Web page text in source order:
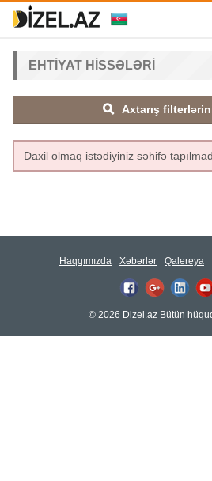
EHTIYAT HISSƏLƏRI
Axtarış
Daxil olmaq istədiyiniz səhifə
Haqqımızda Xəbərlər Qalereya
© 2026 Dizel.az Bütün